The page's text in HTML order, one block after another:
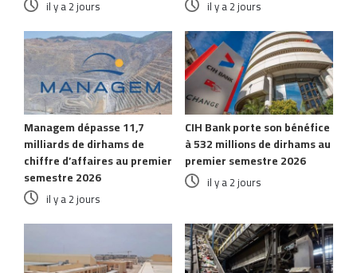
il y a 2 jours il y a 2 jours
Managem dépasse 11,7
milliards de dirhams de
chiffre d’affaires au premier
semestre 2026
il y a 2 jours
CIH Bank porte son bénéfice
à 532 millions de dirhams au
premier semestre 2026
il y a 2 jours